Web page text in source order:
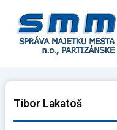
obsah
Tibor Lakatoš